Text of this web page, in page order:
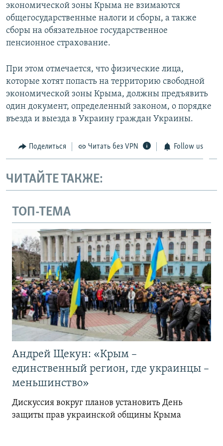
экономической зоны Крыма не взимаются
общегосударственные налоги и сборы, а также
сборы на обязательное государственное
пенсионное страхование.
При этом отмечается, что физические лица,
которые хотят попасть на территорию свободной
экономической зоны Крыма, должны предъявить
один документ, определенный законом, о порядке
въезда и выезда в Украину граждан Украины.
Поделиться Читать без VPN Follow us
ЧИТАЙТЕ ТАКЖЕ:
ТОП-ТЕМА
Андрей Щекун: «Крым –
единственный регион, где украинцы –
меньшинство»
Дискуссия вокруг планов установить День
защиты прав украинской общины Крыма